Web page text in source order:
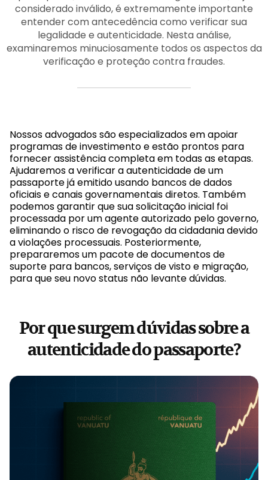
considerado inválido, é extremamente importante
entender com antecedência como verificar sua
legalidade e autenticidade. Nesta análise,
examinaremos minuciosamente todos os aspectos da
verificação e proteção contra fraudes.
Nossos advogados são especializados em apoiar
programas de investimento e estão prontos para
fornecer assistência completa em todas as etapas.
Ajudaremos a verificar a autenticidade de um
passaporte já emitido usando bancos de dados
oficiais e canais governamentais diretos. Também
podemos garantir que sua solicitação inicial foi
processada por um agente autorizado pelo governo,
eliminando o risco de revogação da cidadania devido
a violações processuais. Posteriormente,
prepararemos um pacote de documentos de
suporte para bancos, serviços de visto e migração,
para que seu novo status não levante dúvidas.
Por que surgem dúvidas sobre a
autenticidade do passaporte?